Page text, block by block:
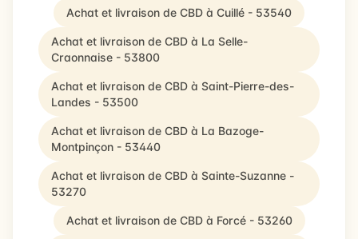
Achat et livraison de CBD à Cuillé - 53540
Achat et livraison de CBD à La Selle-
Craonnaise - 53800
Achat et livraison de CBD à Saint-Pierre-des-
Landes - 53500
Achat et livraison de CBD à La Bazoge-
Montpinçon - 53440
Achat et livraison de CBD à Sainte-Suzanne -
53270
Achat et livraison de CBD à Forcé - 53260